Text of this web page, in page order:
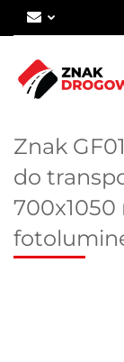
Znak
do
700x1050